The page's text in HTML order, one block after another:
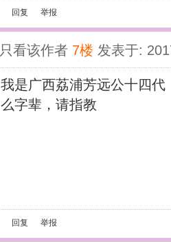
回复 举报
只看该作者 7楼 发表于:
我是广西荔浦芳远公十四
么字辈，请指教
回复 举报